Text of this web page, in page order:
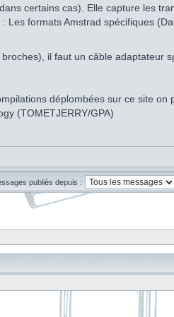
certains cas). Elle capture les
Les formats Amstrad spécifiques
il faut un câble adaptateur
déplombées sur ce site
(TOMETJERRY/GPA)
publiés depuis :